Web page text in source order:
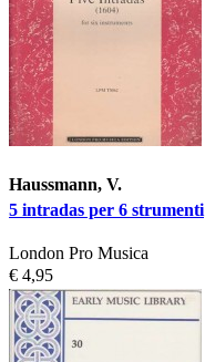
Haussmann, V.
5 intradas per 6 strumenti
London Pro Musica
€ 4,95